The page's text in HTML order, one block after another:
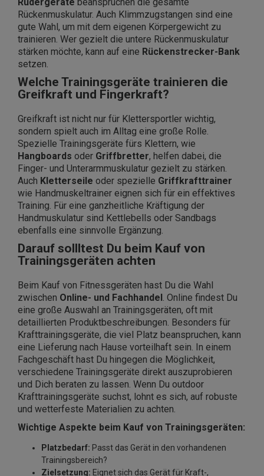
Rudergeräte beanspruchen die gesamte
Rückenmuskulatur. Auch Klimmzugstangen sind eine
gute Wahl, um mit dem eigenen Körpergewicht zu
trainieren. Wer gezielt die untere Rückenmuskulatur
stärken möchte, kann auf eine Rückenstrecker-Bank
setzen.
Welche Trainingsgeräte trainieren die
Greifkraft und Fingerkraft?
Greifkraft ist nicht nur für Klettersportler wichtig,
sondern spielt auch im Alltag eine große Rolle.
Spezielle Trainingsgeräte fürs Klettern, wie
Hangboards oder Griffbretter, helfen dabei, die
Finger- und Unterarmmuskulatur gezielt zu stärken.
Auch Kletterseile oder spezielle Griffkrafttrainer
wie Handmuskeltrainer eignen sich für ein effektives
Training. Für eine ganzheitliche Kräftigung der
Handmuskulatur sind Kettlebells oder Sandbags
ebenfalls eine sinnvolle Ergänzung.
Darauf sollltest Du beim Kauf von
Trainingsgeräten achten
Beim Kauf von Fitnessgeräten hast Du die Wahl
zwischen Online- und Fachhandel . Online findest Du
eine große Auswahl an Trainingsgeräten, oft mit
detaillierten Produktbeschreibungen. Besonders für
Krafttrainingsgeräte, die viel Platz beanspruchen, kann
eine Lieferung nach Hause vorteilhaft sein. In einem
Fachgeschäft hast Du hingegen die Möglichkeit,
verschiedene Trainingsgeräte direkt auszuprobieren
und Dich beraten zu lassen. Wenn Du outdoor
Krafttrainingsgeräte suchst, lohnt es sich, auf robuste
und wetterfeste Materialien zu achten.
Wichtige Aspekte beim Kauf von Trainingsgeräten:
Platzbedarf: Passt das Gerät in den vorhandenen
Trainingsbereich?
Zielsetzung: Eignet sich das Gerät für Kraft-,